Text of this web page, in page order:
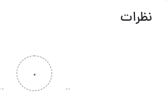
نظرات
۰